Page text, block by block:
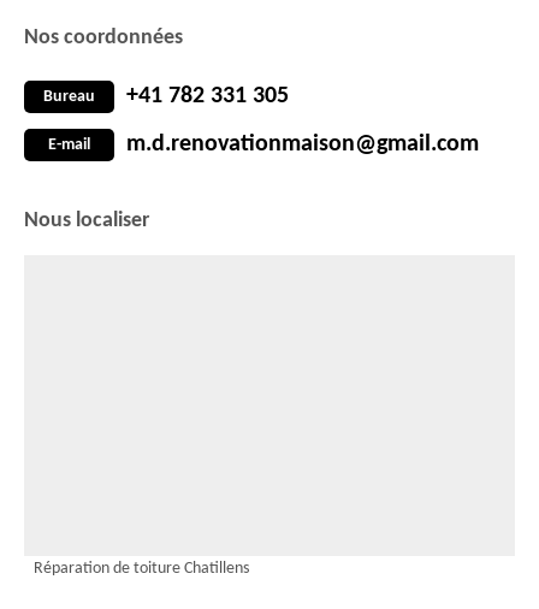
Nos coordonnées
Bureau +41 782 331 305
E-mail m.d.renovationmaison@gmail.com
Nous localiser
Réparation de toiture Chatillens